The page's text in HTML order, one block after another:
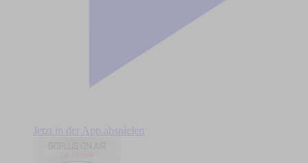
Jetzt in der App abspielen